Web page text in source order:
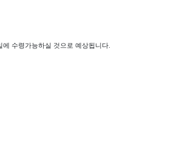
수령가능하실 것으로 예상됩니다.